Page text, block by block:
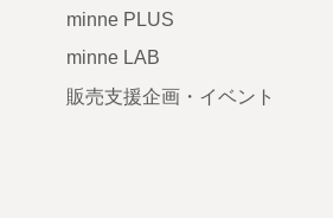
minne PLUS
minne LAB
販売支援企画・イベント